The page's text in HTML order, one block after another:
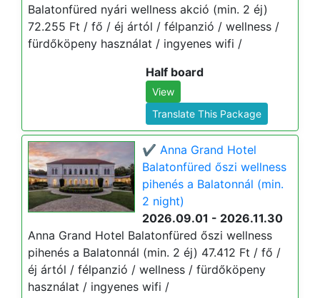
Balatonfüred nyári wellness akció (min. 2 éj)
72.255 Ft / fő / éj ártól / félpanzió / wellness /
fürdőköpeny használat / ingyenes wifi /
Half board
View
Translate This Package
✔️ Anna Grand Hotel
Balatonfüred őszi wellness
pihenés a Balatonnál (min.
2 night)
2026.09.01 - 2026.11.30
Anna Grand Hotel Balatonfüred őszi wellness
pihenés a Balatonnál (min. 2 éj) 47.412 Ft / fő /
éj ártól / félpanzió / wellness / fürdőköpeny
használat / ingyenes wifi /